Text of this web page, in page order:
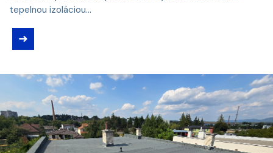
tepelnou izoláciou...
➜